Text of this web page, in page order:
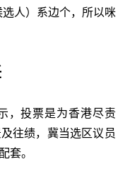
人）系边个，所以咪
，投票是为香港尽责
往绩，冀当选区议员
套。